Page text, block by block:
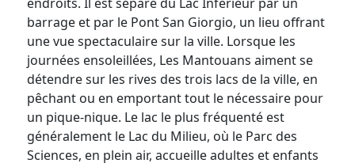
barrage et par le Pont San Giorgio, un lieu offrant
une vue spectaculaire sur la ville. Lorsque les
journées ensoleillées, Les Mantouans aiment se
détendre sur les rives des trois lacs de la ville, en
pêchant ou en emportant tout le nécessaire pour
un pique-nique. Le lac le plus fréquenté est
généralement le Lac du Milieu, où le Parc des
Sciences, en plein air, accueille adultes et enfants